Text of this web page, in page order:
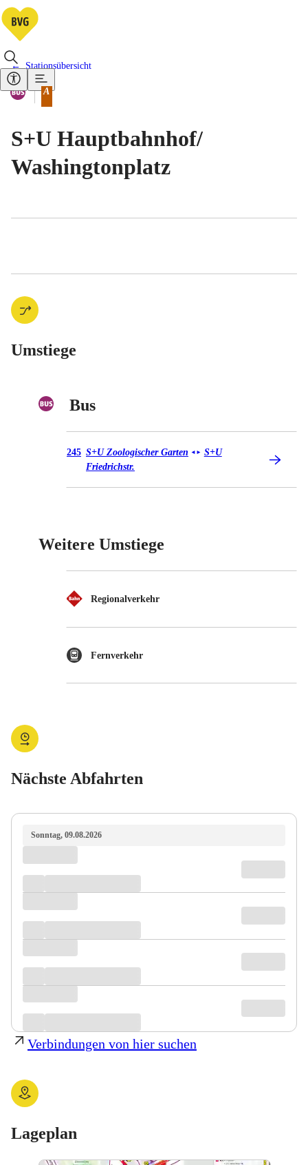
Stationsübersicht
S+U Hauptbahnhof/​
Washingtonplatz
Vorhandene Verkehrsmittel
Bus
Tarifbereich Berlin Teilbereich
A
Umstiege
Bus
Bus 245
245 S+U Zoologischer Garten ◄ ►
S+U
Friedrichstr.
Weitere Umstiege
Regionalverkehr
Fernverkehr
Nächste Abfahrten
Sonntag, 09.08.2026
Verbindungen von hier suchen
Lageplan